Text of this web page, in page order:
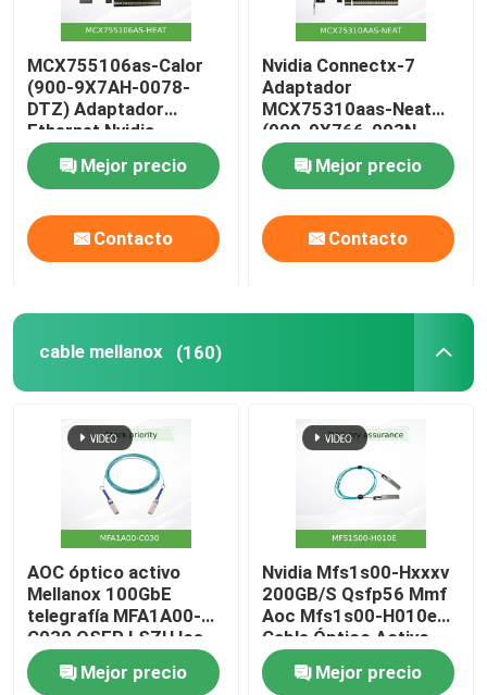
MCX755106as-Calor
(900-9X7AH-0078-
DTZ) Adaptador
Ethernet Nvidia
Connectx-7 200g con
Puertos Duales
Mejor precio
Contacto
Nvidia Connectx-7
Adaptador
MCX75310aas-Neat
(900-9X766-003N-
SQ0) Puerto único
Osfp Infiniband: Ndr
400GB/S (velocidad
predeterminada)
Ethernet: 400gbe
Mejor precio
Contacto
cable mellanox (160)
AOC óptico activo
Mellanox 100GbE
telegrafía MFA1A00-
C030 QSFP LSZH los
30m
Mejor precio
Nvidia Mfs1s00-Hxxxv
200GB/S Qsfp56 Mmf
Aoc Mfs1s00-H010e
Cable Óptico Activo,
hasta 200gbps,
Qsfp56 a Qsfp56
Mejor precio